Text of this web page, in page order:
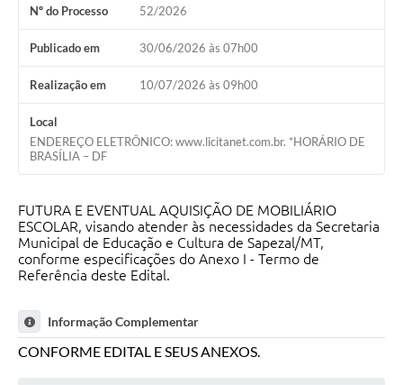
Nº do Processo 52/2026
Publicado em 30/06/2026 às 07h00
Realização em 10/07/2026 às 09h00
Local
ENDEREÇO ELETRÔNICO: www.licitanet.com.br. *HORÁRIO DE
BRASÍLIA – DF
FUTURA E EVENTUAL AQUISIÇÃO DE MOBILIÁRIO
ESCOLAR, visando atender às necessidades da Secretaria
Municipal de Educação e Cultura de Sapezal/MT,
conforme especificações do Anexo I - Termo de
Referência deste Edital.
Informação Complementar
CONFORME EDITAL E SEUS ANEXOS.